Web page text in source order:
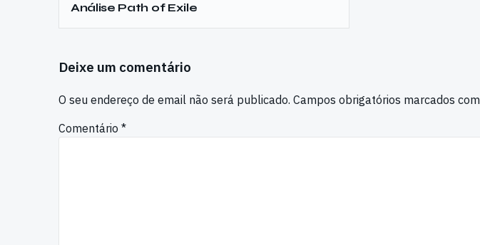
Análise Path of Exile
Deixe um comentário
O seu endereço de email não será publicado. Campos obrigatórios marcados com
Comentário *